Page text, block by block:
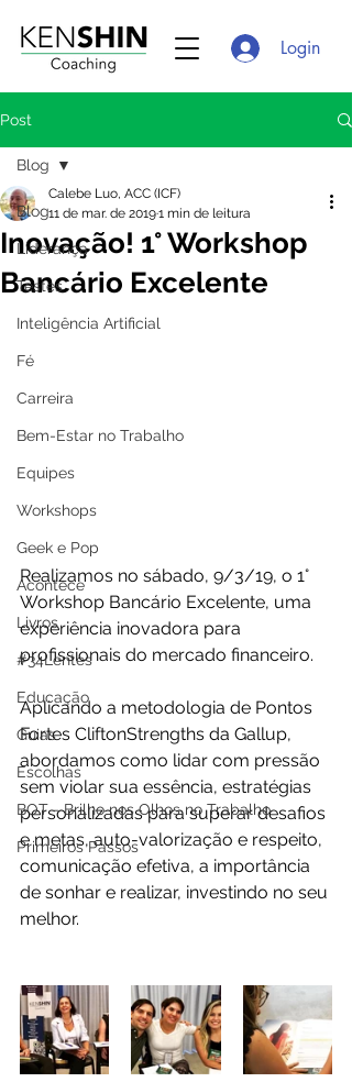
Login
Post
Blog
Liderança
Testes
Inteligência Artificial
Fé
Carreira
Bem-Estar no Trabalho
Equipes
Workshops
Geek e Pop
Acontece
Livros
#34Lentes
Educação
Guias
Escolhas
BOT - Brilho nos Olhos no Trabalho
Primeiros Passos
Blog
Inovação! 1° Workshop
Bancário Excelente
Calebe Luo, ACC (ICF)
11 de mar. de 20191 min de leitura
Realizamos no sábado, 9/3/19, o 1°
Workshop Bancário Excelente, uma
experiência inovadora para
profissionais do mercado financeiro.
Aplicando a metodologia de Pontos
Fortes CliftonStrengths da Gallup,
abordamos como lidar com pressão
sem violar sua essência, estratégias
personalizadas para superar desafios
e metas, auto-valorização e respeito,
comunicação efetiva, a importância
de sonhar e realizar, investindo no seu
melhor.